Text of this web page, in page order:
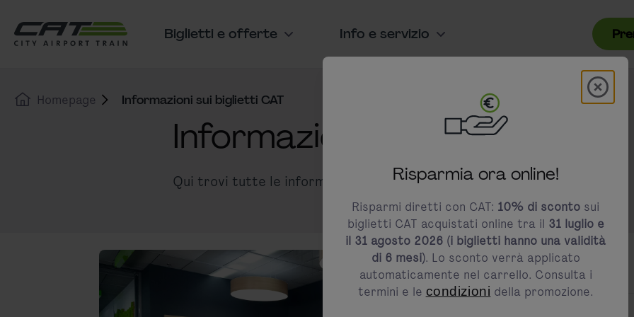
Navigazione principale
Biglietti e offerte Info e servizio
Homepage Informazioni sui biglietti CAT
Informazioni sui biglietti CAT
Qui trovi tutte le informazioni sui nostri prezzi e sconti.
Modal
modals.promotion.title
Risparmia ora online!
Risparmi diretti con CAT: 10% di sconto sui
biglietti CAT acquistati online tra il 31 luglio e
il 31 agosto 2026 (i biglietti hanno una validità
di 6 mesi). Lo sconto verrà applicato
automaticamente nel carrello. Consulta i
termini e le condizioni della promozione.